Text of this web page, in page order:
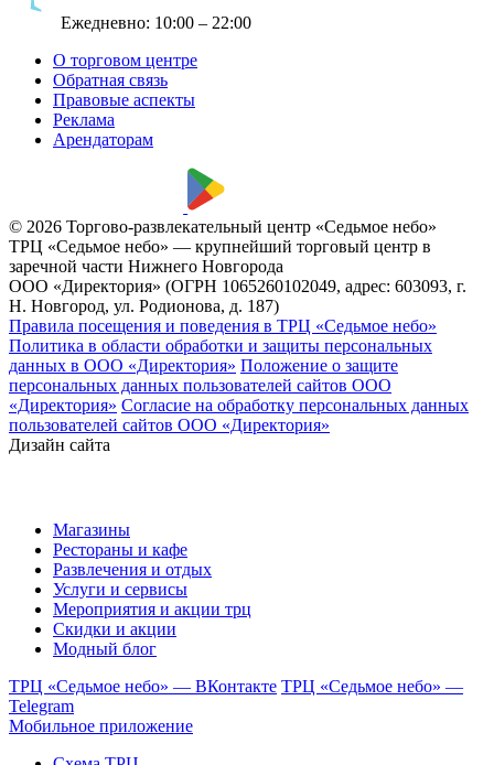
Ежедневно: 10:00 – 22:00
О торговом центре
Обратная связь
Правовые аспекты
Реклама
Арендаторам
© 2026 Торгово-развлекательный центр «Седьмое небо»
ТРЦ «Седьмое небо» — крупнейший торговый центр в
заречной части Нижнего Новгорода
ООО «Директория» (ОГРН 1065260102049, адрес: 603093, г.
Н. Новгород, ул. Родионова, д. 187)
Правила посещения и поведения в ТРЦ «Седьмое небо»
Политика в области обработки и защиты персональных
данных в ООО «Директория» Положение о защите
персональных данных пользователей сайтов ООО
«Директория» Согласие на обработку персональных данных
пользователей сайтов ООО «Директория»
Дизайн сайта
Магазины
Рестораны и кафе
Развлечения и отдых
Услуги и сервисы
Мероприятия и акции трц
Скидки и акции
Модный блог
ТРЦ «Седьмое небо» — ВКонтакте ТРЦ «Седьмое небо» —
Telegram
Мобильное приложение